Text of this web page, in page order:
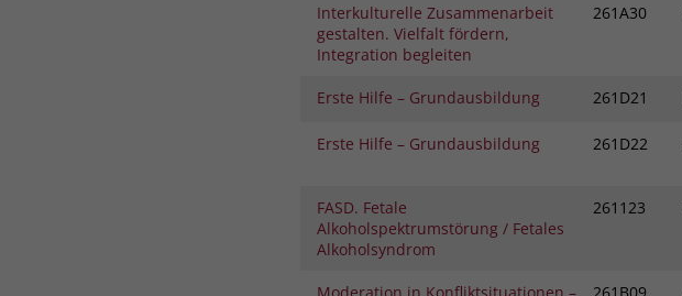
Interkulturelle Zusammenarbeit
gestalten. Vielfalt fördern,
Integration begleiten
261A30
Erste Hilfe – Grundausbildung 261D21
Erste Hilfe – Grundausbildung 261D22
FASD. Fetale
Alkoholspektrumstörung / Fetales
Alkoholsyndrom
261123